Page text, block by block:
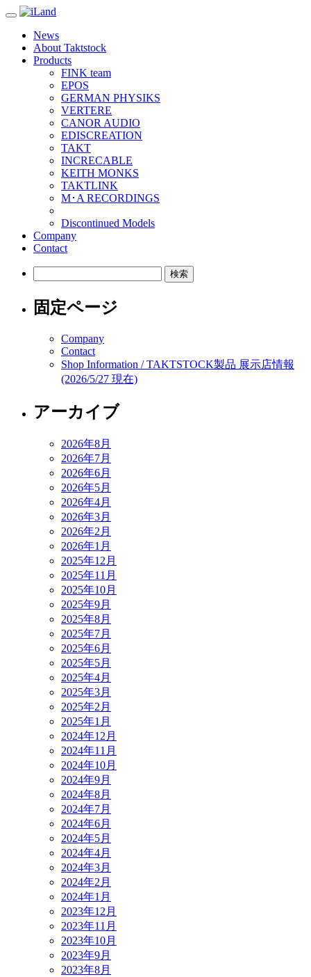
Toggle
navigationNews
About Taktstock
Products
FINK team
EPOS
GERMAN PHYSIKS
VERTERE
CANOR AUDIO
EDISCREATION
TAKT
INCRECABLE
KEITH MONKS
TAKTLINK
M･A RECORDINGS
Discontinued Models
Company
Contact
固定ページ
Company
Contact
Shop Information / TAKTSTOCK製品 展示店情報
(2026/5/27 現在)
アーカイブ
2026年8月
2026年7月
2026年6月
2026年5月
2026年4月
2026年3月
2026年2月
2026年1月
2025年12月
2025年11月
2025年10月
2025年9月
2025年8月
2025年7月
2025年6月
2025年5月
2025年4月
2025年3月
2025年2月
2025年1月
2024年12月
2024年11月
2024年10月
2024年9月
2024年8月
2024年7月
2024年6月
2024年5月
2024年4月
2024年3月
2024年2月
2024年1月
2023年12月
2023年11月
2023年10月
2023年9月
2023年8月